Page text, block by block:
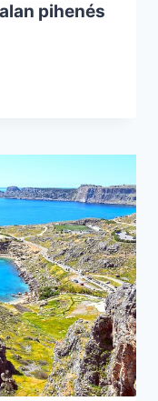
pihenés